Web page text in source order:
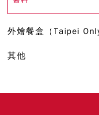
外燴餐盒（Taipei Only
其他